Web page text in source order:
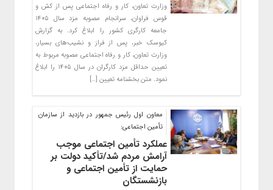
وزارت تعاون، کار و رفاه اجتماعی پس از کش و
قوس فراوان، سرانجام مصوبه مزد سال ۱۴۰۵
جامعه کارگری کشور را ابلاغ کرد. به گزارش
کیوسک خبر، پس از فراز و نشیب‌های بسیار،
وزارت تعاون، کار و رفاه اجتماعی مصوبه مربوط به
تعیین حداقل مزد کارگران در سال ۱۴۰۵ را ابلاغ
نمود. متن بخشنامه تعیین […]
معاون اول رئیس جمهور در بازدید از سازمان
تأمین اجتماعی:
عملکرد تأمین اجتماعی موجب
آرامش مردم شد/تأکید دولت بر
حمایت از تأمین اجتماعی و
بازنشستگان